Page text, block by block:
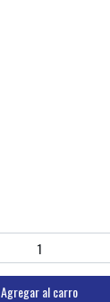
Agregar al carro